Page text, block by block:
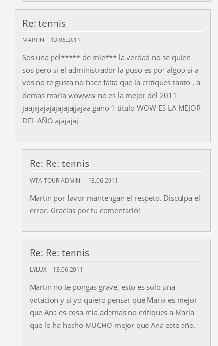
Re: tennis
MARTIN 13.06.2011
Sos una pel***** de mie*** la verdad no se quien
sos pero si el administrador la puso es por algoo si a
vos no te gusta no hace falta que la critiques tanto , a
demas maria wowww no es la mejor del 2011
jaajajajajajajajajjajaa gano 1 titulo WOW ES LA MEJOR
DEL AÑO ajajajaj
Re: Re: tennis
WTA TOUR ADMIN. 13.06.2011
Martin por favor mantengan el respeto. Disculpa el
error. Gracias por tu comentario!
Re: Re: tennis
LYLUX 13.06.2011
Martin no te pongas grave, esto es solo una
votacion y si yo quiero pensar que Maria es mejor
que Ana es cosa mia ademas no critiques a Maria
que lo ha hecho MUCHO mejor que Ana este año.